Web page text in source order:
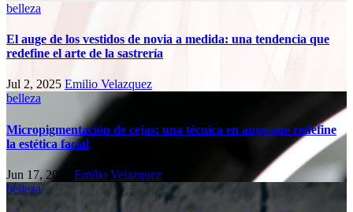
belleza
El auge de los vestidos de novia a medida: una tendencia que
redefine el arte de la sastrería
Jul 2, 2025 Emilio Velazquez
belleza
Micropigmentación de cejas: una técnica en auge que redefine
la estética facial
Jun 17, 2025 Emilio Velazquez
belleza